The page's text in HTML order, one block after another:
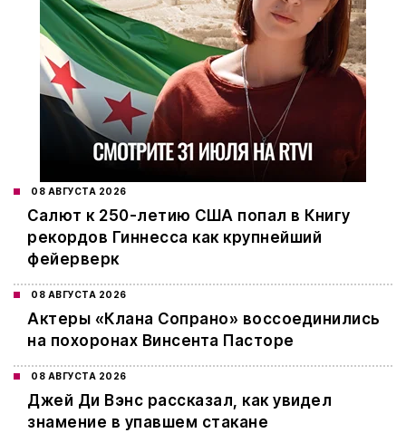
08 АВГУСТА 2026
Салют к 250-летию США попал в Книгу
рекордов Гиннесса как крупнейший
фейерверк
08 АВГУСТА 2026
Актеры «Клана Сопрано» воссоединились
на похоронах Винсента Пасторе
08 АВГУСТА 2026
Джей Ди Вэнс рассказал, как увидел
знамение в упавшем стакане